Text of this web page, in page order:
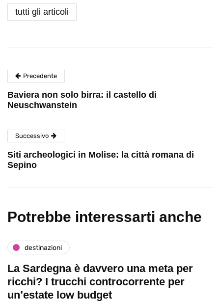
tutti gli articoli
Precedente
Baviera non solo birra: il castello di
Neuschwanstein
Successivo
Siti archeologici in Molise: la città romana di
Sepino
Potrebbe interessarti anche
destinazioni
La Sardegna è davvero una meta per
ricchi? I trucchi controcorrente per
un’estate low budget